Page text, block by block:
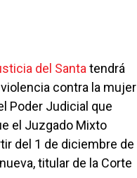
del Santa tendrá
contra la mujer
Poder Judicial que
el Juzgado Mixto
del 1 de diciembre de
titular de la Corte